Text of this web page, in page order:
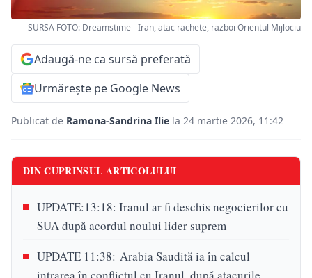
SURSA FOTO: Dreamstime - Iran, atac rachete, razboi Orientul Mijlociu
Adaugă-ne ca sursă preferată
Urmărește pe Google News
Publicat de Ramona-Sandrina Ilie la 24 martie 2026, 11:42
DIN CUPRINSUL ARTICOLULUI
UPDATE:13:18: Iranul ar fi deschis negocierilor cu
SUA după acordul noului lider suprem
UPDATE 11:38: Arabia Saudită ia în calcul